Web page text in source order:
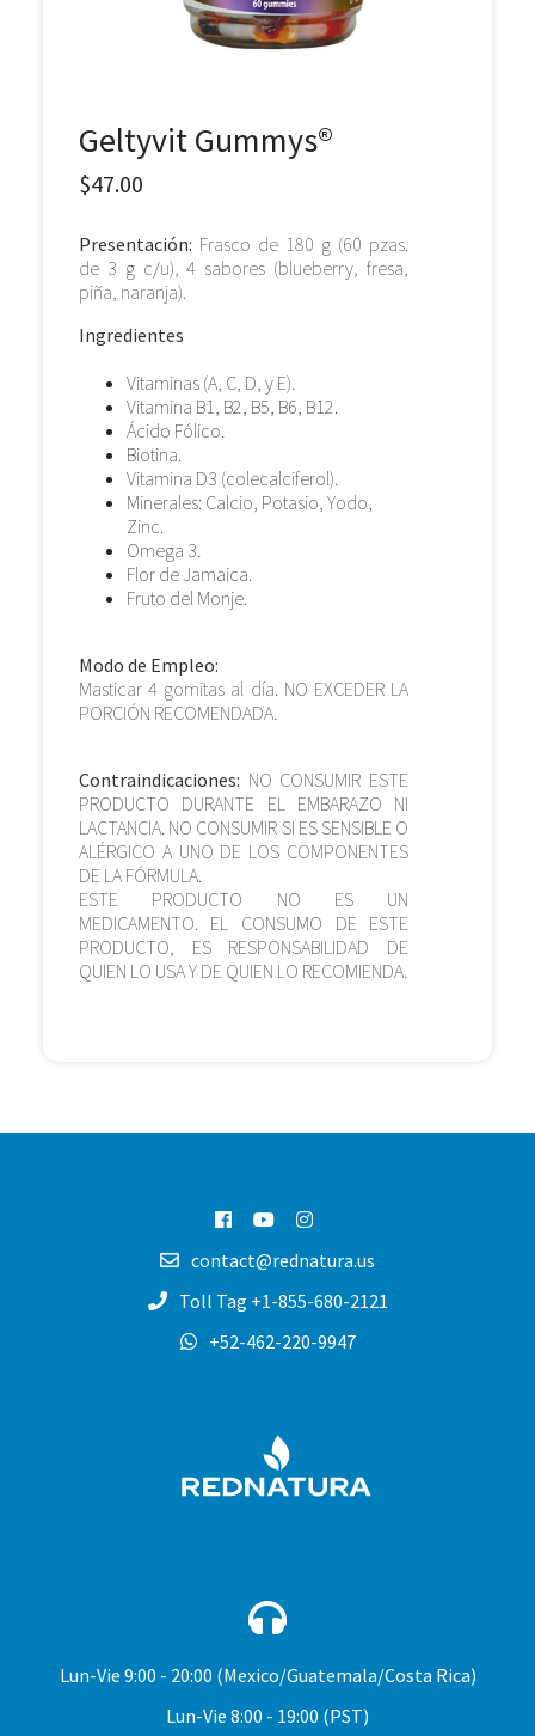
Geltyvit Gummys®
$47.00
Presentación: Frasco de 180 g (60 pzas.
de 3 g c/u), 4 sabores (blueberry, fresa,
piña, naranja).
Ingredientes
Vitaminas (A, C, D, y E).
Vitamina B1, B2, B5, B6, B12.
Ácido Fólico.
Biotina.
Vitamina D3 (colecalciferol).
Minerales: Calcio, Potasio, Yodo,
Zinc.
Omega 3.
Flor de Jamaica.
Fruto del Monje.
Modo de Empleo:
Masticar 4 gomitas al día. NO EXCEDER LA
PORCIÓN RECOMENDADA.
Contraindicaciones: NO CONSUMIR ESTE
PRODUCTO DURANTE EL EMBARAZO NI
LACTANCIA. NO CONSUMIR SI ES SENSIBLE O
ALÉRGICO A UNO DE LOS COMPONENTES
DE LA FÓRMULA.
ESTE PRODUCTO NO ES UN
MEDICAMENTO. EL CONSUMO DE ESTE
PRODUCTO, ES RESPONSABILIDAD DE
QUIEN LO USA Y DE QUIEN LO RECOMIENDA.
contact@rednatura.us
Toll Tag +1-855-680-2121
+52-462-220-9947
Lun-Vie 9:00 - 20:00 (Mexico/Guatemala/Costa Rica)
Lun-Vie 8:00 - 19:00 (PST)